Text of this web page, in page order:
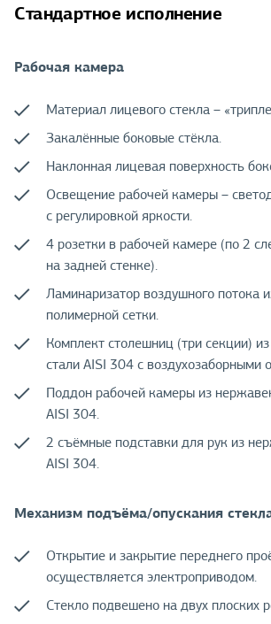
Стандартное исполнение
Рабочая камера
Материал лицевого стекла –
Закалённые боковые стёкла.
Наклонная лицевая поверхность
Освещение рабочей камеры –
с регулировкой яркости.
4 розетки в рабочей камере (по 2
на задней стенке).
Ламинаризатор воздушного потока
полимерной сетки.
Комплект столешниц (три секции)
стали AISI 304 с воздухозаборными
Поддон рабочей камеры из
AISI 304.
2 съёмные подставки для рук из
AISI 304.
Механизм подъёма/опускания
Открытие и закрытие переднего
осуществляется электроприводом.
Стекло подвешено на двух плоских